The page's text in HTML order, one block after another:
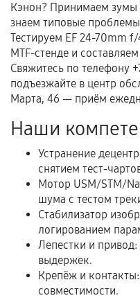
Документы для
гарантии
Гарантийный
Акт выполненных
услуг и сроком
Документы на
Расширенная
В некоторых
расширенной
условия продления
фиксируются в
Кэнон? Принимаем зумы
знаем типовые
Тестируем EF 24-70mm
MTF-стенде и
Свяжитесь по телефону
подъезжайте в центр
Марта, 46 — приём
Наши
Устранение
снятием тест-
Мотор USM/STM/
шума с тестом
Стабилизатор
логированием
Лепестки и
выдержек.
Крепёж и
совместимости.